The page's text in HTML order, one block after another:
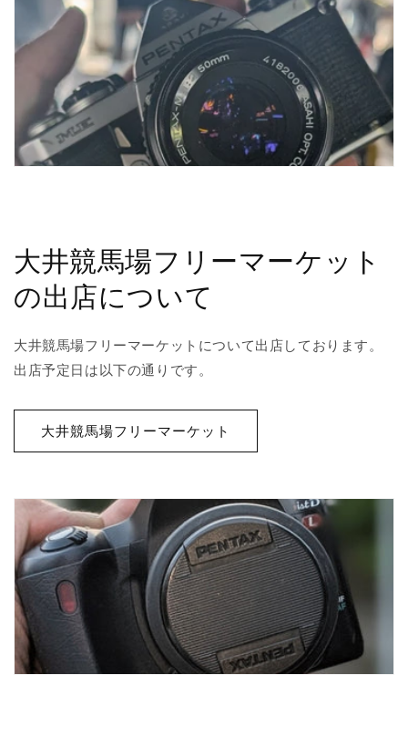
大井競馬場フリーマーケット
の出店について
大井競馬場フリーマーケットについて出店しております。
出店予定日は以下の通りです。
大井競馬場フリーマーケット